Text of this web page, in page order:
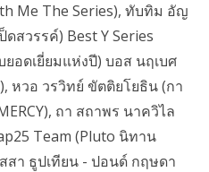
Me The Series), ทับทิม อัญ
สวรรค์) Best Y Series
อดเยี่ยมแห่งปี) บอส นฤเบศ
หวอ วรวิทย์ ขัตติยโยธิน (กา
ถา สถาพร นาควิไล
Team (Pluto นิทาน
สา ธูปเทียน - ปอนด์ กฤษดา